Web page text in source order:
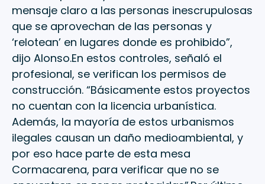
mensaje claro a las personas inescrupulosas
que se aprovechan de las personas y
‘relotean’ en lugares donde es prohibido”,
dijo Alonso.En estos controles, señaló el
profesional, se verifican los permisos de
construcción. “Básicamente estos proyectos
no cuentan con la licencia urbanística.
Además, la mayoría de estos urbanismos
ilegales causan un daño medioambiental, y
por eso hace parte de esta mesa
Cormacarena, para verificar que no se